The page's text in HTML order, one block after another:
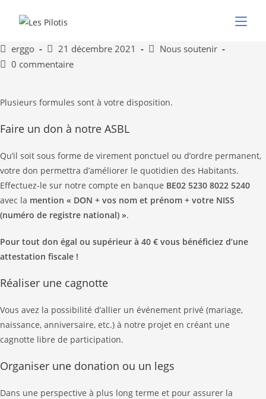
Comment ?
erggo 21 décembre 2021
Nous soutenir
0 commentaire
Plusieurs formules sont à votre disposition.
Faire un don à notre ASBL
Qu’il soit sous forme de virement ponctuel ou d’ordre permanent,
votre don permettra d’améliorer le quotidien des Habitants.
Effectuez-le sur notre compte en banque BE02 5230 8022 5240
avec la mention « DON + vos nom et prénom + votre NISS
(numéro de registre national) ».
Pour tout don égal ou supérieur à 40 € vous bénéficiez d’une
attestation fiscale !
Réaliser une cagnotte
Vous avez la possibilité d’allier un événement privé (mariage,
naissance, anniversaire, etc.) à notre projet en créant une
cagnotte libre de participation.
Organiser une donation ou un legs
Dans une perspective à plus long terme et pour assurer la